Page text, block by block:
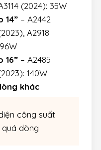
(2024): 35W
14”– A2442
A2918
16”– A2485
140W
khác
công suất
quá dòng